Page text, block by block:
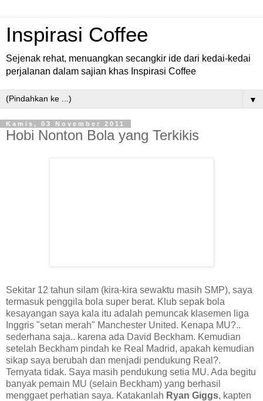
Inspirasi Coffee
Sejenak rehat, menuangkan secangkir ide dari kedai-kedai
perjalanan dalam sajian khas Inspirasi Coffee
▼
Kamis, 03 November 2011
Hobi Nonton Bola yang Terkikis
Sekitar 12 tahun silam (kira-kira sewaktu masih SMP), saya
termasuk penggila bola super berat. Klub sepak bola
kesayangan saya kala itu adalah pemuncak klasemen liga
Inggris "setan merah" Manchester United. Kenapa MU?..
sederhana saja.. karena ada David Beckham. Kemudian
setelah Beckham pindah ke Real Madrid, apakah kemudian
sikap saya berubah dan menjadi pendukung Real?.
Ternyata tidak. Saya masih pendukung setia MU. Ada begitu
banyak pemain MU (selain Beckham) yang berhasil
menggaet perhatian saya. Katakanlah Ryan Giggs, kapten